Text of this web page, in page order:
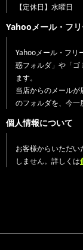
【定休日】水曜日
Yahooメール・フ
Yahooメール・フリ
惑フォルダ」や「ゴ
ます。
当店からのメールが
のフォルダを、今一
個人情報について
お客様からいただ
しません。詳しくは